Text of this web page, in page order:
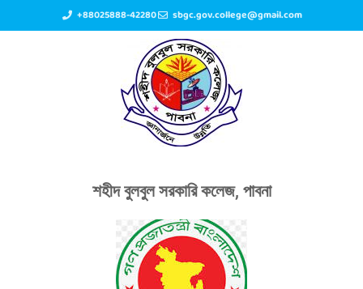
+88025888-42280 sbgc.gov.college@gmail.com
শহীদ বুলবুল সরকারি কলেজ, পাবনা